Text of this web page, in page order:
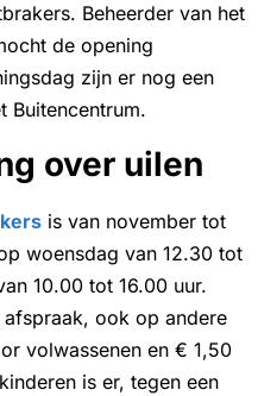
Beheerder van het
de opening
zijn er nog een
Buitencentrum.
over uilen
is van november tot
woensdag van 12.30 tot
10.00 tot 16.00 uur.
ook op andere
volwassenen en € 1,50
is er, tegen een